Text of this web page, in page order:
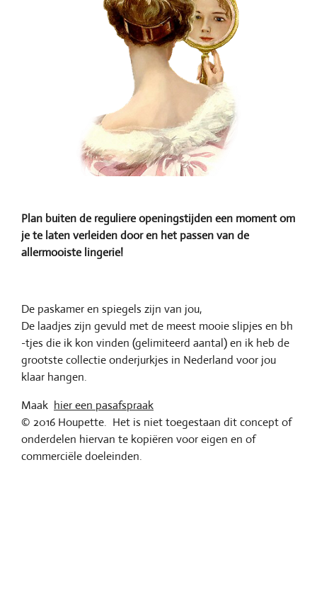
Plan buiten de reguliere openingstijden een moment om
je te laten verleiden door en het passen van de
allermooiste lingerie!
De paskamer en spiegels zijn van jou,
De laadjes zijn gevuld met de meest mooie slipjes en bh
-tjes die ik kon vinden (gelimiteerd aantal) en ik heb de
grootste collectie onderjurkjes in Nederland voor jou
klaar hangen.
Maak hier een pasafspraak
© 2016 Houpette. Het is niet toegestaan dit concept of
onderdelen hiervan te kopiëren voor eigen en of
commerciële doeleinden.